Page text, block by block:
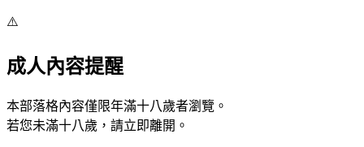
⚠️
成人內容提醒
本部落格內容僅限年滿十八歲者瀏覽。
若您未滿十八歲，請立即離開。